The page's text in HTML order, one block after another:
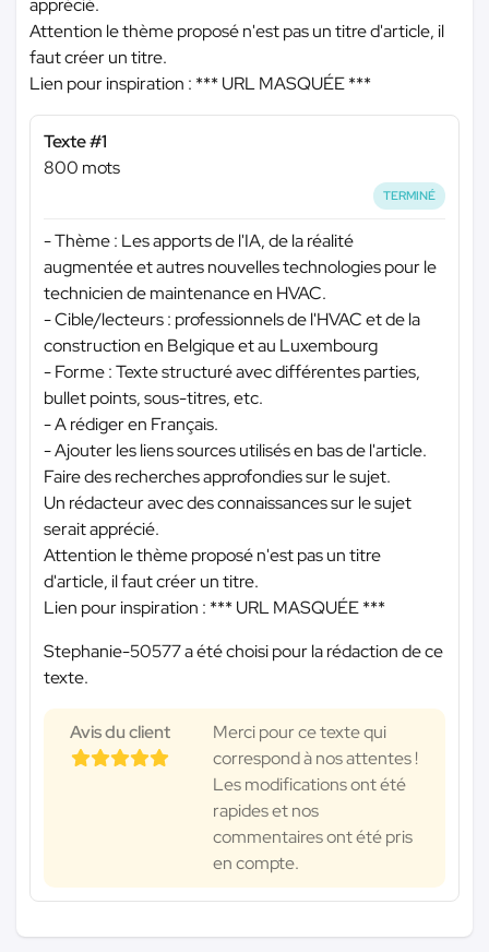
apprécié.
Attention le thème proposé n'est pas un titre d'article, il
faut créer un titre.
Lien pour inspiration : *** URL MASQUÉE ***
Texte #1
800 mots
TERMINÉ
- Thème : Les apports de l'IA, de la réalité
augmentée et autres nouvelles technologies pour le
technicien de maintenance en HVAC.
- Cible/lecteurs : professionnels de l'HVAC et de la
construction en Belgique et au Luxembourg
- Forme : Texte structuré avec différentes parties,
bullet points, sous-titres, etc.
- A rédiger en Français.
- Ajouter les liens sources utilisés en bas de l'article.
Faire des recherches approfondies sur le sujet.
Un rédacteur avec des connaissances sur le sujet
serait apprécié.
Attention le thème proposé n'est pas un titre
d'article, il faut créer un titre.
Lien pour inspiration : *** URL MASQUÉE ***
Stephanie-50577 a été choisi pour la rédaction de ce
texte.
Avis du client
Merci pour ce texte qui
correspond à nos attentes !
Les modifications ont été
rapides et nos
commentaires ont été pris
en compte.